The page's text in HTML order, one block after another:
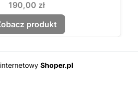
Cena
190,00 zł
produkt
Shoper.pl